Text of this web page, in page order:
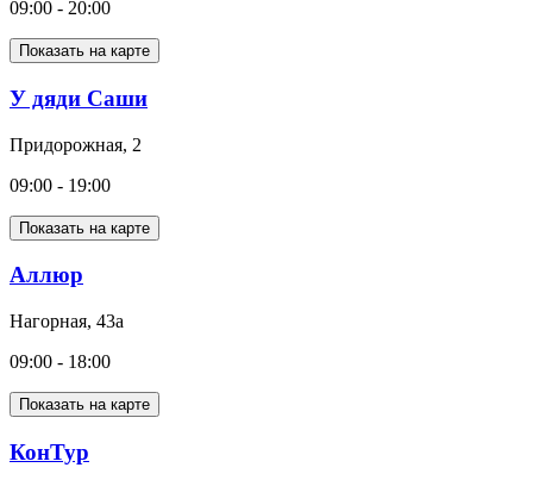
09:00 - 20:00
Показать на карте
У дяди Саши
Придорожная, 2
09:00 - 19:00
Показать на карте
Аллюр
Нагорная, 43а
09:00 - 18:00
Показать на карте
КонТур